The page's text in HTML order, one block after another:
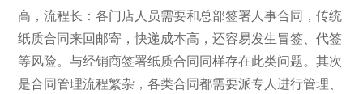
高，流程长：各门店人员需要和总部签署人事合同，传统
纸质合同来回邮寄，快递成本高，还容易发生冒签、代签
等风险。与经销商签署纸质合同同样存在此类问题。其次
是合同管理流程繁杂，各类合同都需要派专人进行管理、